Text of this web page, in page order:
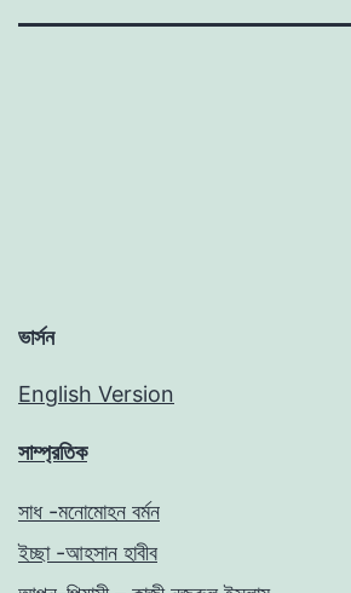
ভার্সন
English Version
সাম্প্রতিক
সাধ -মনোমোহন বর্মন
ইচ্ছা -আহসান হাবীব